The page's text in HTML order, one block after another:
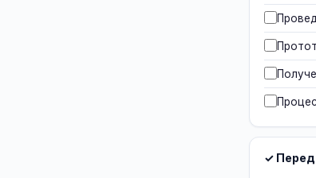
✓ Перед